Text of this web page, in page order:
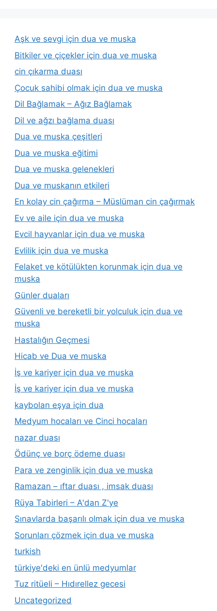
Aşk ve sevgi için dua ve muska
Bitkiler ve çiçekler için dua ve muska
cin çıkarma duası
Çocuk sahibi olmak için dua ve muska
Dil Bağlamak – Ağız Bağlamak
Dil ve ağzı bağlama duası
Dua ve muska çeşitleri
Dua ve muska eğitimi
Dua ve muska gelenekleri
Dua ve muskanın etkileri
En kolay cin çağırma – Müslüman cin çağırmak
Ev ve aile için dua ve muska
Evcil hayvanlar için dua ve muska
Evlilik için dua ve muska
Felaket ve kötülükten korunmak için dua ve
muska
Günler duaları
Güvenli ve bereketli bir yolculuk için dua ve
muska
Hastalığın Geçmesi
Hicab ve Dua ve muska
İş ve kariyer için dua ve muska
İş ve kariyer için dua ve muska
kaybolan eşya için dua
Medyum hocaları ve Cinci hocaları
nazar duası
Ödünç ve borç ödeme duası
Para ve zenginlik için dua ve muska
Ramazan – ıftar duası , imsak duası
Rüya Tabirleri – A'dan Z'ye
Sınavlarda başarılı olmak için dua ve muska
Sorunları çözmek için dua ve muska
turkish
türkiye'deki en ünlü medyumlar
Tuz ritüeli – Hıdırellez gecesi
Uncategorized